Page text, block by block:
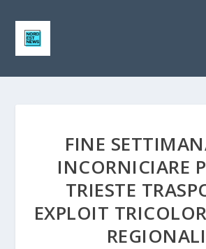
FINE
INCORNICIARE
TRIESTE
EXPLOIT
REGIONALI